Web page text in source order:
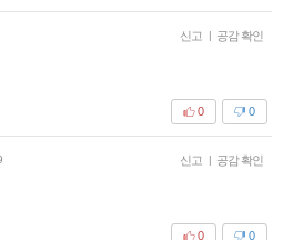
신고 | 공감 확인
0
0
신고 | 공감 확인
0
0